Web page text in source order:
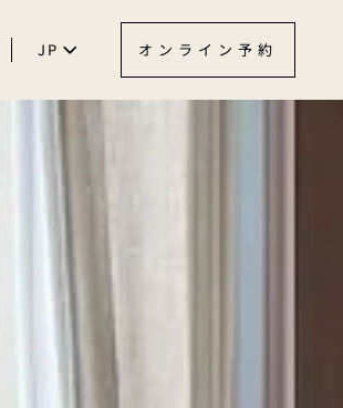
JP オンライン予約